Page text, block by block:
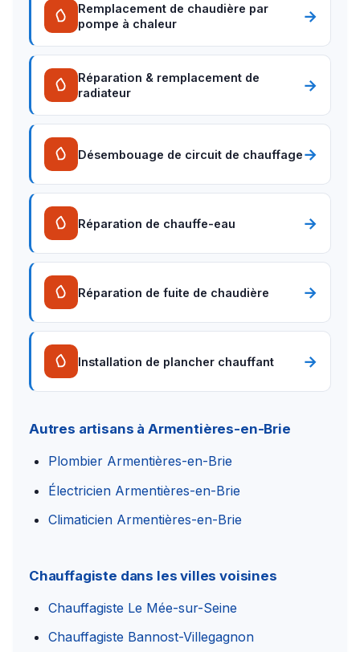
Remplacement de chaudière par
pompe à chaleur
→
Réparation & remplacement de
radiateur
→
Désembouage de circuit de chauffage→
Réparation de chauffe-eau →
Réparation de fuite de chaudière →
Installation de plancher chauffant →
Autres artisans à Armentières-en-Brie
Plombier Armentières-en-Brie
Électricien Armentières-en-Brie
Climaticien Armentières-en-Brie
Chauffagiste dans les villes voisines
Chauffagiste Le Mée-sur-Seine
Chauffagiste Bannost-Villegagnon